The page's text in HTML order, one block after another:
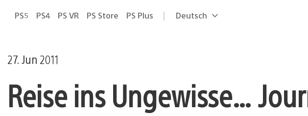
PS5 PS4 PS VR PS Store PS Plus Select
Aktuelle
Deutsch
27. Jun 2011
Reise ins Ungewisse…